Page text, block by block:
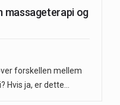
massageterapi og
forskellen mellem
Hvis ja, er dette…